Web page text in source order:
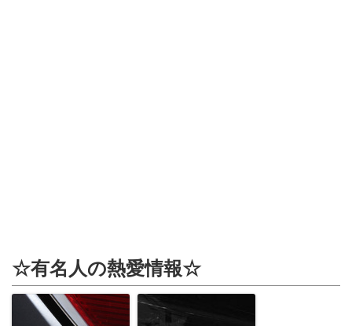
☆有名人の熱愛情報☆